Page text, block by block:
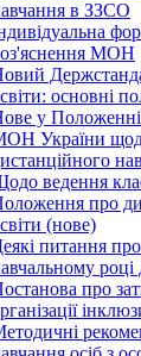
в ЗЗСО
МОН
основні
у Положенні
України щодо
ведення
про
(нове)
питання
про